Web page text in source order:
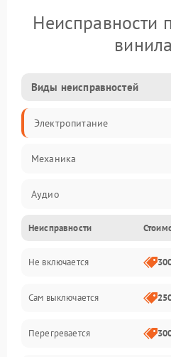
Неисправности
Виды неисправностей
Электропитание
Механика
Аудио
Неисправности
Не включается
Сам выключается
Перегревается